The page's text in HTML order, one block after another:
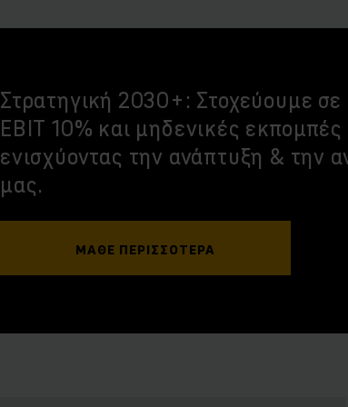
Στρατηγική 2030+: Στοχεύουμε
EBIT 10% και μηδενικές
ενισχύοντας την ανάπτυξη & την
μας.
ΜΆΘΕ ΠΕΡΙΣΣΌΤΕΡΑ